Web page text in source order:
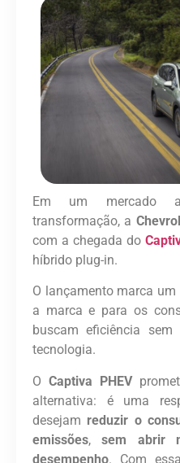
Em um mercado
transformação, a
com a chegada do
híbrido plug-in.
O lançamento marca
a marca e para os
buscam eficiência
tecnologia.
OCaptiva PHEV
alternativa: é uma
desejam reduzir o
emissões,sem abrir
desempenho. Com